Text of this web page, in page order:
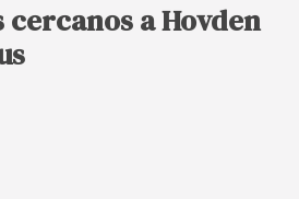
cercanos a Hovden